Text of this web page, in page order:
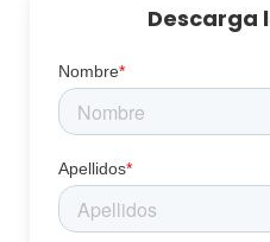
Descarga
Nombre*
Apellidos*